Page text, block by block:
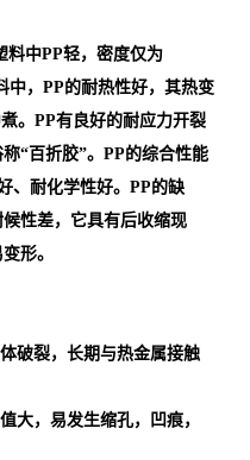
中PP轻，密度仅为
中，PP的耐热性好，其热变
。PP有良好的耐应力开裂
“百折胶”。PP的综合性能
、耐化学性好。PP的缺
性差，它具有后收缩现
形。
破裂，长期与热金属接触
大，易发生缩孔，凹痕，